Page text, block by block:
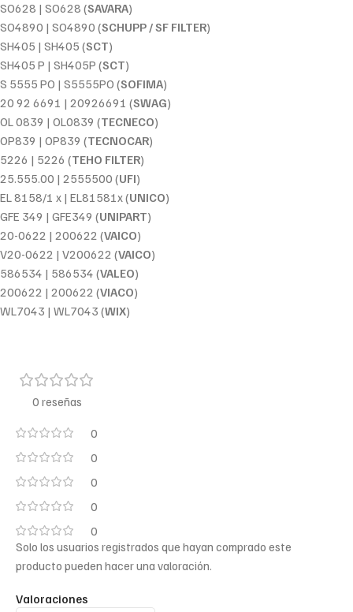
SO628 | SO628 (SAVARA)
SO4890 | SO4890 (SCHUPP / SF FILTER)
SH405 | SH405 (SCT)
SH405 P | SH405P (SCT)
S 5555 PO | S5555PO (SOFIMA)
20 92 6691 | 20926691 (SWAG)
OL 0839 | OL0839 (TECNECO)
OP839 | OP839 (TECNOCAR)
5226 | 5226 (TEHO FILTER)
25.555.00 | 2555500 (UFI)
EL 8158/1 x | EL81581x (UNICO)
GFE 349 | GFE349 (UNIPART)
20-0622 | 200622 (VAICO)
V20-0622 | V200622 (VAICO)
586534 | 586534 (VALEO)
200622 | 200622 (VIACO)
WL7043 | WL7043 (WIX)
0 reseñas
0
0
0
0
0
Valoraciones
Solo los usuarios registrados que hayan comprado este
producto pueden hacer una valoración.